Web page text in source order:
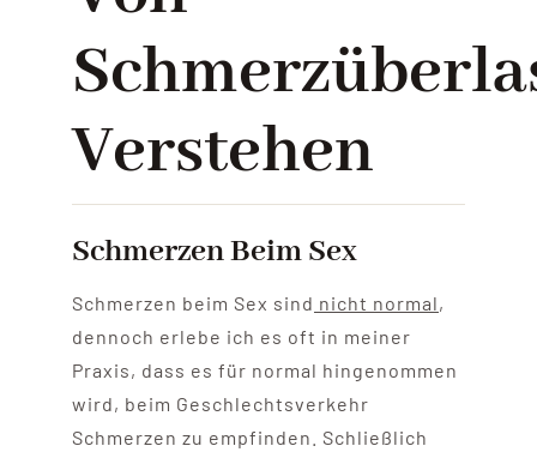
Verstehen
Schmerzen Beim Sex
Schmerzen beim Sex sind nicht normal,
dennoch erlebe ich es oft in meiner
Praxis, dass es für normal hingenommen
wird, beim Geschlechtsverkehr
Schmerzen zu empfinden. Schließlich